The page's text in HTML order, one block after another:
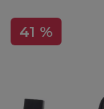
41 %